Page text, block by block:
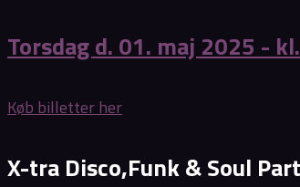
Torsdag d. 01. maj 2025 -
Køb billetter her
X-tra Disco,Funk & Soul